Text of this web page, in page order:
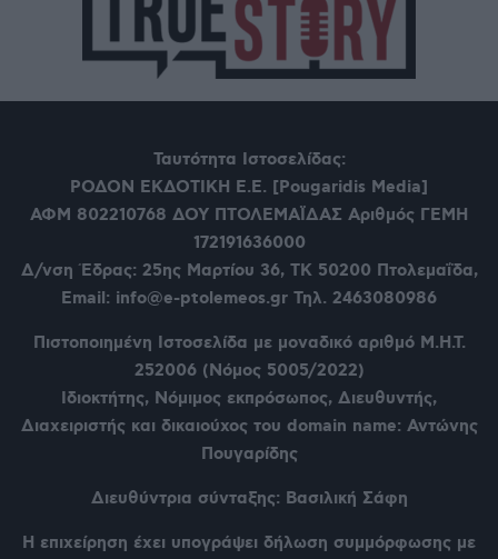
Ταυτότητα Ιστοσελίδας:
ΡΟΔΟΝ ΕΚΔΟΤΙΚΗ Ε.Ε. [Pougaridis Media]
ΑΦΜ 802210768 ΔΟΥ ΠΤΟΛΕΜΑΪΔΑΣ Αριθμός ΓΕΜΗ
172191636000
Δ/νση Έδρας: 25ης Μαρτίου 36, ΤΚ 50200 Πτολεμαΐδα,
Email: info@e-ptolemeos.gr Τηλ. 2463080986
Πιστοποιημένη Ιστοσελίδα με μοναδικό αριθμό Μ.Η.Τ.
252006 (Νόμος 5005/2022)
Ιδιοκτήτης, Νόμιμος εκπρόσωπος, Διευθυντής,
Διαχειριστής και δικαιούχος του domain name: Αντώνης
Πουγαρίδης
Διευθύντρια σύνταξης: Βασιλική Σάφη
Η επιχείρηση έχει υπογράψει δήλωση συμμόρφωσης με